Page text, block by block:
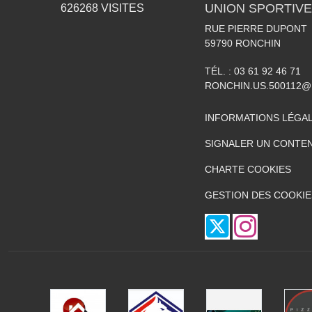
626268 VISITES UNION
RUE PIERRE DUPONT
59790 RONCHIN
TÉL. : 03 61 92 46 71
INFORMATIONS
SIGNALER UN
CHARTE COOKIES
GESTION DES